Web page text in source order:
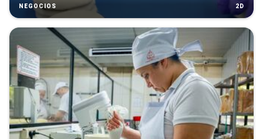
NEGOCIOS 2D